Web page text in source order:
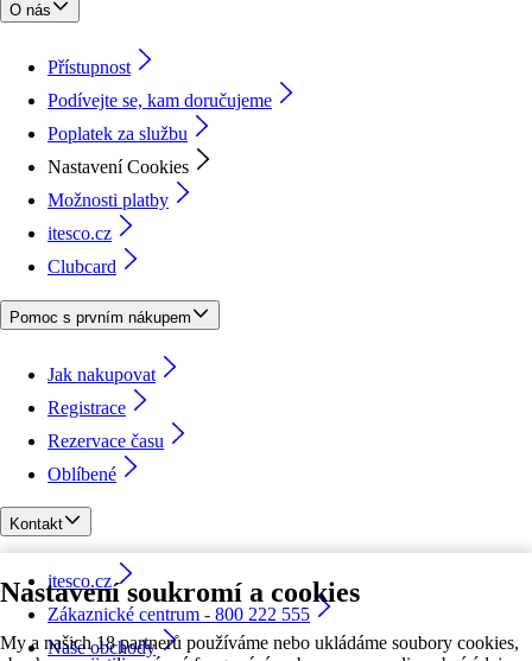
Nastavení soukromí a cookies
My a našich 18 partnerů používáme nebo ukládáme soubory cookies,
O nás
Přístupnost
Podívejte se, kam doručujeme
Poplatek za službu
Nastavení Cookies
Možnosti platby
itesco.cz
Clubcard
Pomoc s prvním nákupem
Jak nakupovat
Registrace
Rezervace času
Oblíbené
Kontakt
itesco.cz
Zákaznické centrum - 800 222 555
Naše obchody